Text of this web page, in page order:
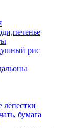
рис
бумага